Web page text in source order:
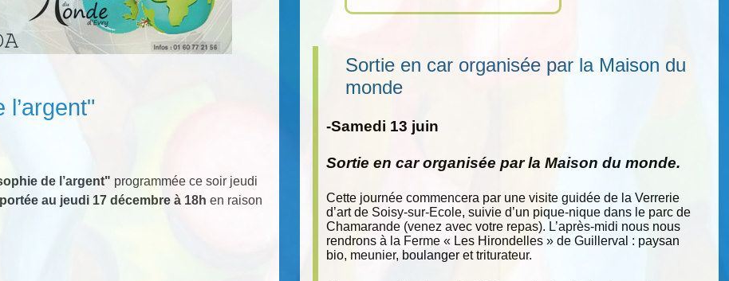
Sortie en car organisée par la Maison du
monde
-Samedi 13 juin
Sortie en car organisée par la Maison du monde.
Cette journée commencera par une visite guidée de la Verrerie
d’art de Soisy-sur-Ecole, suivie d’un pique-nique dans le parc de
Chamarande (venez avec votre repas). L’après-midi nous nous
rendrons à la Ferme « Les Hirondelles » de Guillerval : paysan
bio, meunier, boulanger et triturateur.
de l’argent" programmée ce soir jeudi
au jeudi 17 décembre à 18hen raison